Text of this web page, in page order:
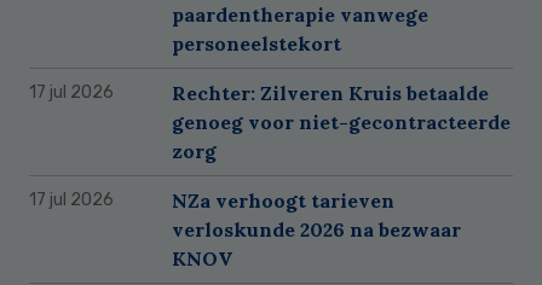
paardentherapie vanwege
personeelstekort
17 jul 2026
Rechter: Zilveren Kruis betaalde
genoeg voor niet-gecontracteerde
zorg
17 jul 2026
NZa verhoogt tarieven
verloskunde 2026 na bezwaar
KNOV